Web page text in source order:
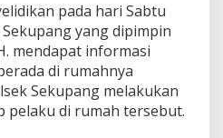
pada hari Sabtu
yang dipimpin
mendapat informasi
di rumahnya
Sekupang melakukan
pelaku di rumah tersebut.